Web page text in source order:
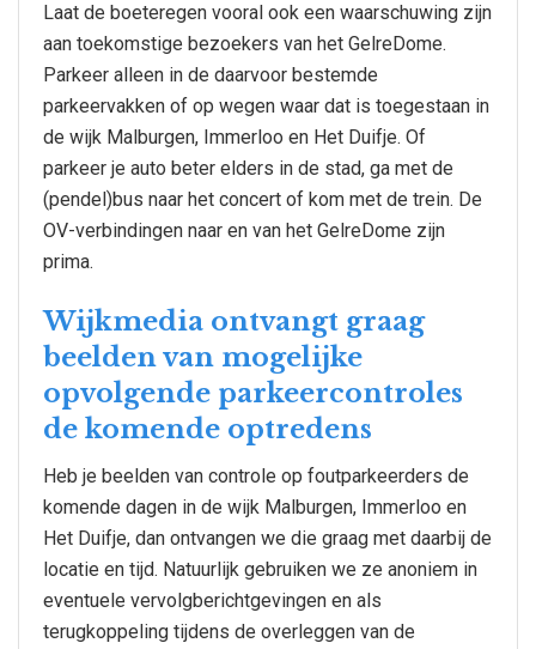
Laat de boeteregen vooral ook een waarschuwing zijn
aan toekomstige bezoekers van het GelreDome.
Parkeer alleen in de daarvoor bestemde
parkeervakken of op wegen waar dat is toegestaan in
de wijk Malburgen, Immerloo en Het Duifje. Of
parkeer je auto beter elders in de stad, ga met de
(pendel)bus naar het concert of kom met de trein. De
OV-verbindingen naar en van het GelreDome zijn
prima.
Wijkmedia ontvangt graag
beelden van mogelijke
opvolgende parkeercontroles
de komende optredens
Heb je beelden van controle op foutparkeerders de
komende dagen in de wijk Malburgen, Immerloo en
Het Duifje, dan ontvangen we die graag met daarbij de
locatie en tijd. Natuurlijk gebruiken we ze anoniem in
eventuele vervolgberichtgevingen en als
terugkoppeling tijdens de overleggen van de